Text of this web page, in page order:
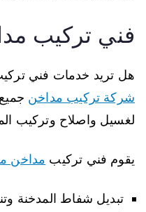
فني تركيب
هل تريد خدمات فني
شركة تركيب مداخن
لغسيل واصلاح وتركيب
يقوم فني تركيب مداخن
تبديل شفاط المدخنة